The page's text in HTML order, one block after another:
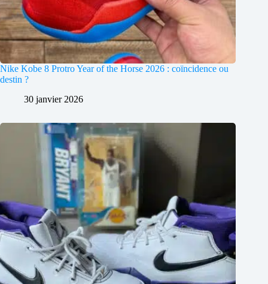
Nike Kobe 8 Protro Year of the Horse 2026 : coïncidence ou
destin ?
30 janvier 2026